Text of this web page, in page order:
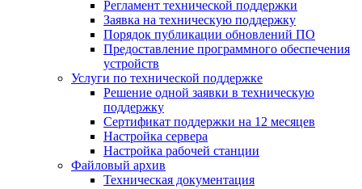
Регламент технической поддержки
Заявка на техническую поддержку
Порядок публикации обновлений ПО
Предоставление программного обеспечения
устройств
Услуги по технической поддержке
Решение одной заявки в техническую
поддержку
Сертификат поддержки на 12 месяцев
Настройка сервера
Настройка рабочей станции
Файловый архив
Техническая документация